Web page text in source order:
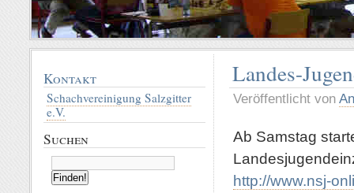
Landes-
Veröffentlicht von
Ab Samstag
http://www.nsj-
Kontakt
Schachvereinigung Salzgitter
e.V.
Suchen